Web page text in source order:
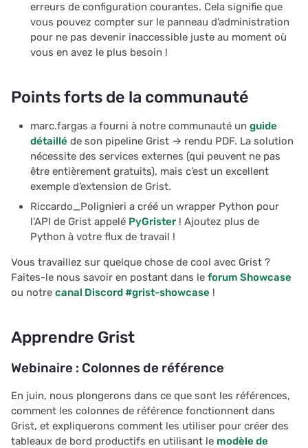
erreurs de configuration courantes. Cela signifie que
vous pouvez compter sur le panneau d’administration
pour ne pas devenir inaccessible juste au moment où
vous en avez le plus besoin !
Points forts de la communauté
marc.fargas a fourni à notre communauté unguide
détaillé de son pipeline Grist → rendu PDF. La solution
nécessite des services externes (qui peuvent ne pas
être entièrement gratuits), mais c’est un excellent
exemple d’extension de Grist.
Riccardo_Polignieri a créé un wrapper Python pour
l’API de Grist appelé PyGrister ! Ajoutez plus de
Python à votre flux de travail !
Vous travaillez sur quelque chose de cool avec Grist ?
Faites-le nous savoir en postant dans le forum Showcase
ou notre canal Discord #grist-showcase !
Apprendre Grist
Webinaire : Colonnes de référence
En juin, nous plongerons dans ce que sont les références,
comment les colonnes de référence fonctionnent dans
Grist, et expliquerons comment les utiliser pour créer des
tableaux de bord productifs en utilisant le modèle de